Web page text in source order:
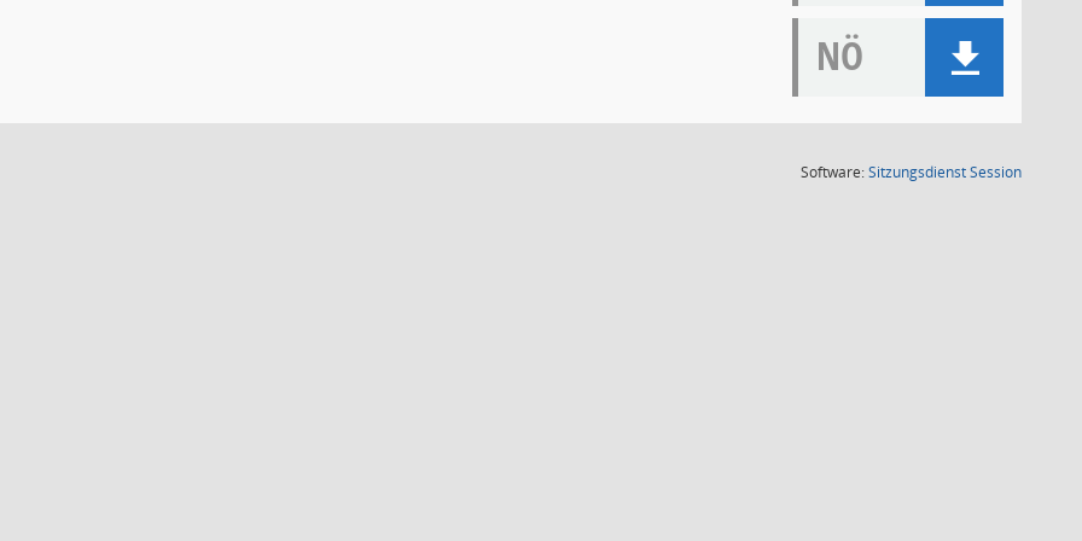
NÖ
Software:SitzungsdienstSession(Wird in